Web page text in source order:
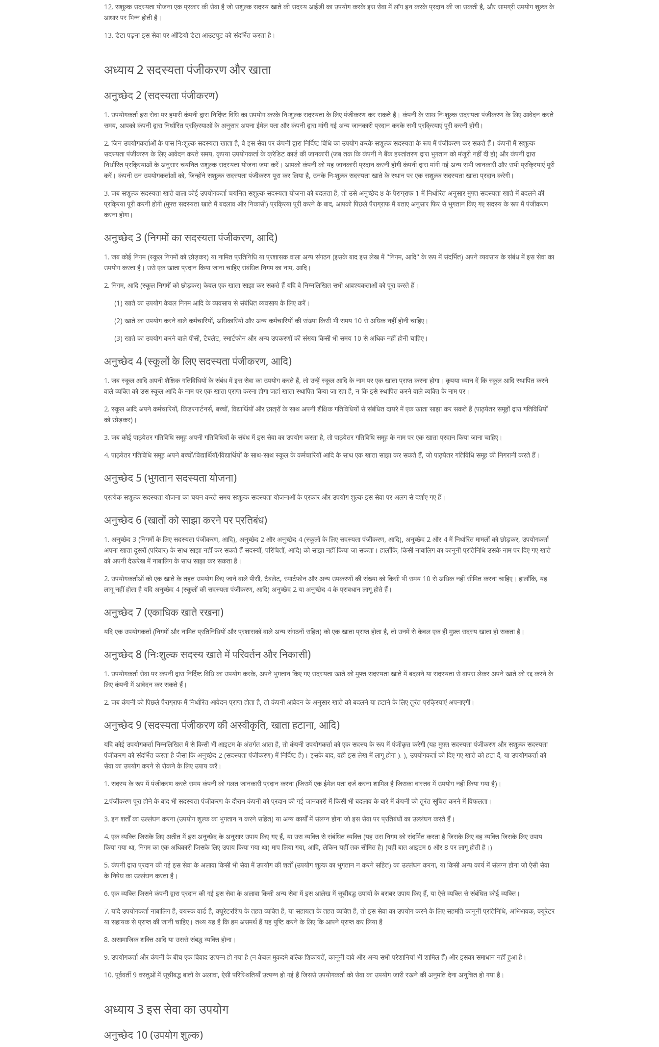
12. सशुल्क सदस्यता योजना एक प्रकार की सेवा है जो सशुल्क सदस्य खाते की सदस्य आईडी का उपयोग करके इस सेवा में लॉग इन करके प्रदान की जा सकती है, और सामग्री उपयोग शुल्क के
आधार पर भिन्न होती है।
13. डेटा पढ़ना इस सेवा पर ऑडियो डेटा आउटपुट को संदर्भित करता है।
अध्याय 2 सदस्यता पंजीकरण और खाता
अनुच्छेद 2 (सदस्यता पंजीकरण)
1. उपयोगकर्ता इस सेवा पर हमारी कंपनी द्वारा निर्दिष्ट विधि का उपयोग करके निःशुल्क सदस्यता के लिए पंजीकरण कर सकते हैं। कंपनी के साथ निःशुल्क सदस्यता पंजीकरण के लिए आवेदन करते
समय, आपको कंपनी द्वारा निर्धारित प्रक्रियाओं के अनुसार अपना ईमेल पता और कंपनी द्वारा मांगी गई अन्य जानकारी प्रदान करके सभी प्रक्रियाएं पूरी करनी होंगी।
2. जिन उपयोगकर्ताओं के पास निःशुल्क सदस्यता खाता है, वे इस सेवा पर कंपनी द्वारा निर्दिष्ट विधि का उपयोग करके सशुल्क सदस्यता के रूप में पंजीकरण कर सकते हैं। कंपनी में सशुल्क
सदस्यता पंजीकरण के लिए आवेदन करते समय, कृपया उपयोगकर्ता के क्रेडिट कार्ड की जानकारी (जब तक कि कंपनी ने बैंक हस्तांतरण द्वारा भुगतान को मंजूरी नहीं दी हो) और कंपनी द्वारा
निर्धारित प्रक्रियाओं के अनुसार चयनित सशुल्क सदस्यता योजना जमा करें। आपको कंपनी को यह जानकारी प्रदान करनी होगी कंपनी द्वारा मांगी गई अन्य सभी जानकारी और सभी प्रक्रियाएं पूरी
करें। कंपनी उन उपयोगकर्ताओं को, जिन्होंने सशुल्क सदस्यता पंजीकरण पूरा कर लिया है, उनके निःशुल्क सदस्यता खाते के स्थान पर एक सशुल्क सदस्यता खाता प्रदान करेगी।
3. जब सशुल्क सदस्यता खाते वाला कोई उपयोगकर्ता चयनित सशुल्क सदस्यता योजना को बदलता है, तो उसे अनुच्छेद 8 के पैराग्राफ 1 में निर्धारित अनुसार मुफ्त सदस्यता खाते में बदलने की
प्रक्रिया पूरी करनी होगी (मुफ्त सदस्यता खाते में बदलाव और निकासी) प्रक्रिया पूरी करने के बाद, आपको पिछले पैराग्राफ में बताए अनुसार फिर से भुगतान किए गए सदस्य के रूप में पंजीकरण
करना होगा।
अनुच्छेद 3 (निगमों का सदस्यता पंजीकरण, आदि)
1. जब कोई निगम (स्कूल निगमों को छोड़कर) या नामित प्रतिनिधि या प्रशासक वाला अन्य संगठन (इसके बाद इस लेख में "निगम, आदि" के रूप में संदर्भित) अपने व्यवसाय के संबंध में इस सेवा का
उपयोग करता है। उसे एक खाता प्रदान किया जाना चाहिए संबंधित निगम का नाम, आदि।
2. निगम, आदि (स्कूल निगमों को छोड़कर) केवल एक खाता साझा कर सकते हैं यदि वे निम्नलिखित सभी आवश्यकताओं को पूरा करते हैं।
(1) खाते का उपयोग केवल निगम आदि के व्यवसाय से संबंधित व्यवसाय के लिए करें।
(2) खाते का उपयोग करने वाले कर्मचारियों, अधिकारियों और अन्य कर्मचारियों की संख्या किसी भी समय 10 से अधिक नहीं होनी चाहिए।
(3) खाते का उपयोग करने वाले पीसी, टैबलेट, स्मार्टफोन और अन्य उपकरणों की संख्या किसी भी समय 10 से अधिक नहीं होनी चाहिए।
अनुच्छेद 4 (स्कूलों के लिए सदस्यता पंजीकरण, आदि)
1. जब स्कूल आदि अपनी शैक्षिक गतिविधियों के संबंध में इस सेवा का उपयोग करते हैं, तो उन्हें स्कूल आदि के नाम पर एक खाता प्राप्त करना होगा। कृपया ध्यान दें कि स्कूल आदि स्थापित करने
वाले व्यक्ति को उस स्कूल आदि के नाम पर एक खाता प्राप्त करना होगा जहां खाता स्थापित किया जा रहा है, न कि इसे स्थापित करने वाले व्यक्ति के नाम पर।
2. स्कूल आदि अपने कर्मचारियों, किंडरगार्टनर्स, बच्चों, विद्यार्थियों और छात्रों के साथ अपनी शैक्षिक गतिविधियों से संबंधित दायरे में एक खाता साझा कर सकते हैं (पाठ्येतर समूहों द्वारा गतिविधियों
को छोड़कर)।
3. जब कोई पाठ्येतर गतिविधि समूह अपनी गतिविधियों के संबंध में इस सेवा का उपयोग करता है, तो पाठ्येतर गतिविधि समूह के नाम पर एक खाता प्रदान किया जाना चाहिए।
4. पाठ्येतर गतिविधि समूह अपने बच्चों/विद्यार्थियों/विद्यार्थियों के साथ-साथ स्कूल के कर्मचारियों आदि के साथ एक खाता साझा कर सकते हैं, जो पाठ्येतर गतिविधि समूह की निगरानी करते हैं।
अनुच्छेद 5 (भुगतान सदस्यता योजना)
प्रत्येक सशुल्क सदस्यता योजना का चयन करते समय सशुल्क सदस्यता योजनाओं के प्रकार और उपयोग शुल्क इस सेवा पर अलग से दर्शाए गए हैं।
अनुच्छेद 6 (खातों को साझा करने पर प्रतिबंध)
1. अनुच्छेद 3 (निगमों के लिए सदस्यता पंजीकरण, आदि), अनुच्छेद 2 और अनुच्छेद 4 (स्कूलों के लिए सदस्यता पंजीकरण, आदि), अनुच्छेद 2 और 4 में निर्धारित मामलों को छोड़कर, उपयोगकर्ता
अपना खाता दूसरों (परिवार) के साथ साझा नहीं कर सकते हैं सदस्यों, परिचितों, आदि) को साझा नहीं किया जा सकता। हालाँकि, किसी नाबालिग का कानूनी प्रतिनिधि उसके नाम पर दिए गए खाते
को अपनी देखरेख में नाबालिग के साथ साझा कर सकता है।
2. उपयोगकर्ताओं को एक खाते के तहत उपयोग किए जाने वाले पीसी, टैबलेट, स्मार्टफोन और अन्य उपकरणों की संख्या को किसी भी समय 10 से अधिक नहीं सीमित करना चाहिए। हालाँकि, यह
लागू नहीं होता है यदि अनुच्छेद 4 (स्कूलों की सदस्यता पंजीकरण, आदि) अनुच्छेद 2 या अनुच्छेद 4 के प्रावधान लागू होते हैं।
अनुच्छेद 7 (एकाधिक खाते रखना)
यदि एक उपयोगकर्ता (निगमों और नामित प्रतिनिधियों और प्रशासकों वाले अन्य संगठनों सहित) को एक खाता प्राप्त होता है, तो उनमें से केवल एक ही मुफ़्त सदस्य खाता हो सकता है।
अनुच्छेद 8 (निःशुल्क सदस्य खाते में परिवर्तन और निकासी)
1. उपयोगकर्ता सेवा पर कंपनी द्वारा निर्दिष्ट विधि का उपयोग करके, अपने भुगतान किए गए सदस्यता खाते को मुफ्त सदस्यता खाते में बदलने या सदस्यता से वापस लेकर अपने खाते को रद्द करने के
लिए कंपनी में आवेदन कर सकते हैं।
2. जब कंपनी को पिछले पैराग्राफ में निर्धारित आवेदन प्राप्त होता है, तो कंपनी आवेदन के अनुसार खाते को बदलने या हटाने के लिए तुरंत प्रक्रियाएं अपनाएगी।
अनुच्छेद 9 (सदस्यता पंजीकरण की अस्वीकृति, खाता हटाना, आदि)
यदि कोई उपयोगकर्ता निम्नलिखित में से किसी भी आइटम के अंतर्गत आता है, तो कंपनी उपयोगकर्ता को एक सदस्य के रूप में पंजीकृत करेगी (यह मुफ़्त सदस्यता पंजीकरण और सशुल्क सदस्यता
पंजीकरण को संदर्भित करता है जैसा कि अनुच्छेद 2 (सदस्यता पंजीकरण) में निर्दिष्ट है)। इसके बाद, वही इस लेख में लागू होगा ). ), उपयोगकर्ता को दिए गए खाते को हटा दें, या उपयोगकर्ता को
सेवा का उपयोग करने से रोकने के लिए उपाय करें।
1. सदस्य के रूप में पंजीकरण करते समय कंपनी को गलत जानकारी प्रदान करना (जिसमें एक ईमेल पता दर्ज करना शामिल है जिसका वास्तव में उपयोग नहीं किया गया है)।
2.पंजीकरण पूरा होने के बाद भी सदस्यता पंजीकरण के दौरान कंपनी को प्रदान की गई जानकारी में किसी भी बदलाव के बारे में कंपनी को तुरंत सूचित करने में विफलता।
3. इन शर्तों का उल्लंघन करना (उपयोग शुल्क का भुगतान न करने सहित) या अन्य कार्यों में संलग्न होना जो इस सेवा पर प्रतिबंधों का उल्लंघन करते हैं।
4. एक व्यक्ति जिसके लिए अतीत में इस अनुच्छेद के अनुसार उपाय किए गए हैं, या उस व्यक्ति से संबंधित व्यक्ति (यह उस निगम को संदर्भित करता है जिसके लिए वह व्यक्ति जिसके लिए उपाय
किया गया था, निगम का एक अधिकारी जिसके लिए उपाय किया गया था) माप लिया गया, आदि, लेकिन यहीं तक सीमित है) (यही बात आइटम 6 और 8 पर लागू होती है।)
5. कंपनी द्वारा प्रदान की गई इस सेवा के अलावा किसी भी सेवा में उपयोग की शर्तों (उपयोग शुल्क का भुगतान न करने सहित) का उल्लंघन करना, या किसी अन्य कार्य में संलग्न होना जो ऐसी सेवा
के निषेध का उल्लंघन करता है।
6. एक व्यक्ति जिसने कंपनी द्वारा प्रदान की गई इस सेवा के अलावा किसी अन्य सेवा में इस आलेख में सूचीबद्ध उपायों के बराबर उपाय किए हैं, या ऐसे व्यक्ति से संबंधित कोई व्यक्ति।
7. यदि उपयोगकर्ता नाबालिग है, वयस्क वार्ड है, क्यूरेटरशिप के तहत व्यक्ति है, या सहायता के तहत व्यक्ति है, तो इस सेवा का उपयोग करने के लिए सहमति कानूनी प्रतिनिधि, अभिभावक, क्यूरेटर
या सहायक से प्राप्त की जानी चाहिए। तथ्य यह है कि हम असमर्थ हैं यह पुष्टि करने के लिए कि आपने प्राप्त कर लिया है
8. असामाजिक शक्ति आदि या उससे संबद्ध व्यक्ति होना।
9. उपयोगकर्ता और कंपनी के बीच एक विवाद उत्पन्न हो गया है (न केवल मुकदमे बल्कि शिकायतें, कानूनी दावे और अन्य सभी परेशानियां भी शामिल हैं) और इसका समाधान नहीं हुआ है।
10. पूर्ववर्ती 9 वस्तुओं में सूचीबद्ध बातों के अलावा, ऐसी परिस्थितियाँ उत्पन्न हो गई हैं जिससे उपयोगकर्ता को सेवा का उपयोग जारी रखने की अनुमति देना अनुचित हो गया है।
अध्याय 3 इस सेवा का उपयोग
अनुच्छेद 10 (उपयोग शुल्क)